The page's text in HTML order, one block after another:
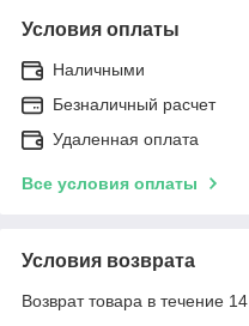
Условия оплаты
Наличными
Безналичный расчет
Удаленная оплата
Все условия оплаты
Условия возврата
Возврат товара в течение